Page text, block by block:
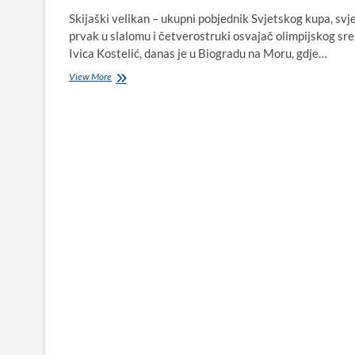
Skijaški velikan – ukupni pobjednik Svjetskog kupa,
prvak u slalomu i četverostruki osvajač olimpijskog
Ivica Kostelić, danas je u Biogradu na Moru, gdje…
View MoreIvica